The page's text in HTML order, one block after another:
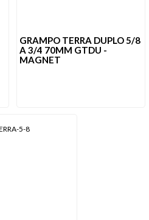
GRAMPO TERRA DUPLO 5/8
A 3/4 70MM GTDU -
MAGNET